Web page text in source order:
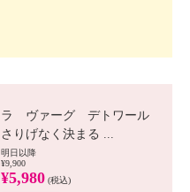
ラ ヴァーグ デトワール
さりげなく決まる ...
明日以降
¥9,900
¥5,980 (税込)